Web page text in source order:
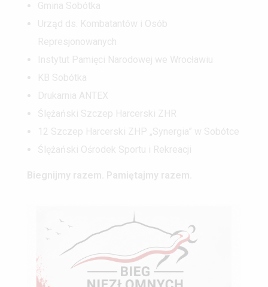
Gmina Sobótka
Urząd ds. Kombatantów i Osób
Represjonowanych
Instytut Pamięci Narodowej we Wrocławiu
KB Sobótka
Drukarnia ANTEX
Ślężański Szczep Harcerski ZHR
12 Szczep Harcerski ZHP „Synergia” w Sobótce
Ślężański Ośrodek Sportu i Rekreacji
Biegnijmy razem. Pamiętajmy razem.